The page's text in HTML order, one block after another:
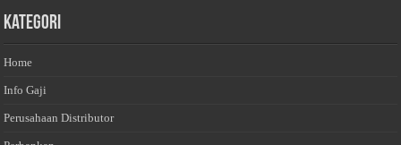
Kategori
Home
Info Gaji
Perusahaan Distributor